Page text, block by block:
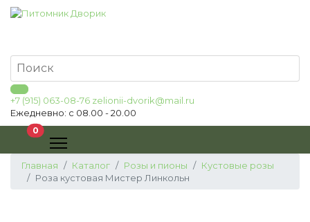
+7 (915) 063-08-76 zelionii-dvorik@mail.ru
Ежедневно: с 08.00 - 20.00
0В корзину
Главная Каталог Розы и пионы
Кустовые розы
Роза кустовая Мистер Линкольн